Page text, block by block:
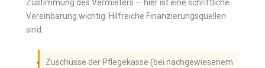
Zustimmung des Vermieters — hier ist eine schriftliche
Vereinbarung wichtig. Hilfreiche Finanzierungsquellen
sind:
Zuschüsse der Pflegekasse (bei nachgewiesenem